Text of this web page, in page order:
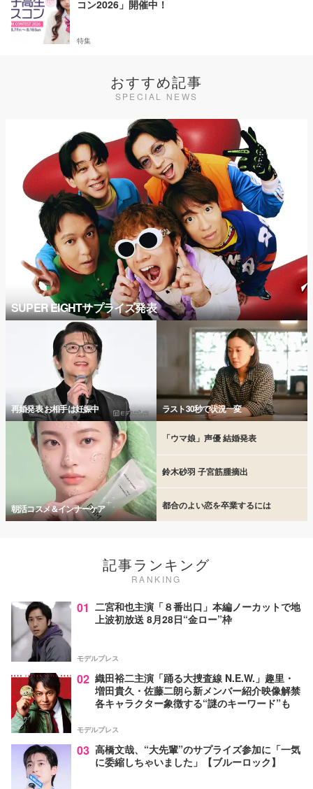
コン2026」開催中！
特集
おすすめ記事
SPECIAL NEWS
SUPER EIGHTサプライズ発表
再婚発表 お相手は妊娠中 ラスト30秒で状況一変
朝活コスメ＆インナーケア
「ウマ娘」声優 結婚発表
鈴木砂羽 子宮筋腫摘出
都合のよい恋を卒業するには
記事ランキング
RANKING
01 二宮和也主演「８番出口」本編ノーカットで地
上波初放送 8月28日“金ロー”枠
モデルプレス
02 織田裕二主演「踊る大捜査線 N.E.W.」趣里・
増田貴久・佐藤二朗ら新メンバー紹介映像解禁
各キャラクター象徴する“謎のキーワード”も
モデルプレス
03 高橋文哉、“大先輩”のサプライズ参加に「一気
に委縮しちゃいました」【ブルーロック】